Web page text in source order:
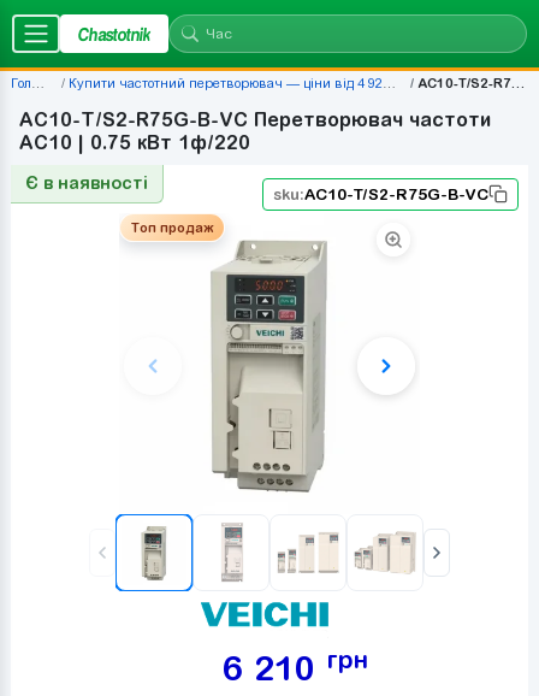
Chastotnik
Купити частотний перетворювач — ціни від 4 920 грн | Chastotnik.ua AC10-T/S2-R75G-B-VC
AC10-T/S2-R75G-B-VC Перетворювач частоти
AC10 | 0.75 кВт 1ф/220
Є в наявності
sku:AC10-T/S2-R75G-B-VC
Топ продаж
6 210 грн